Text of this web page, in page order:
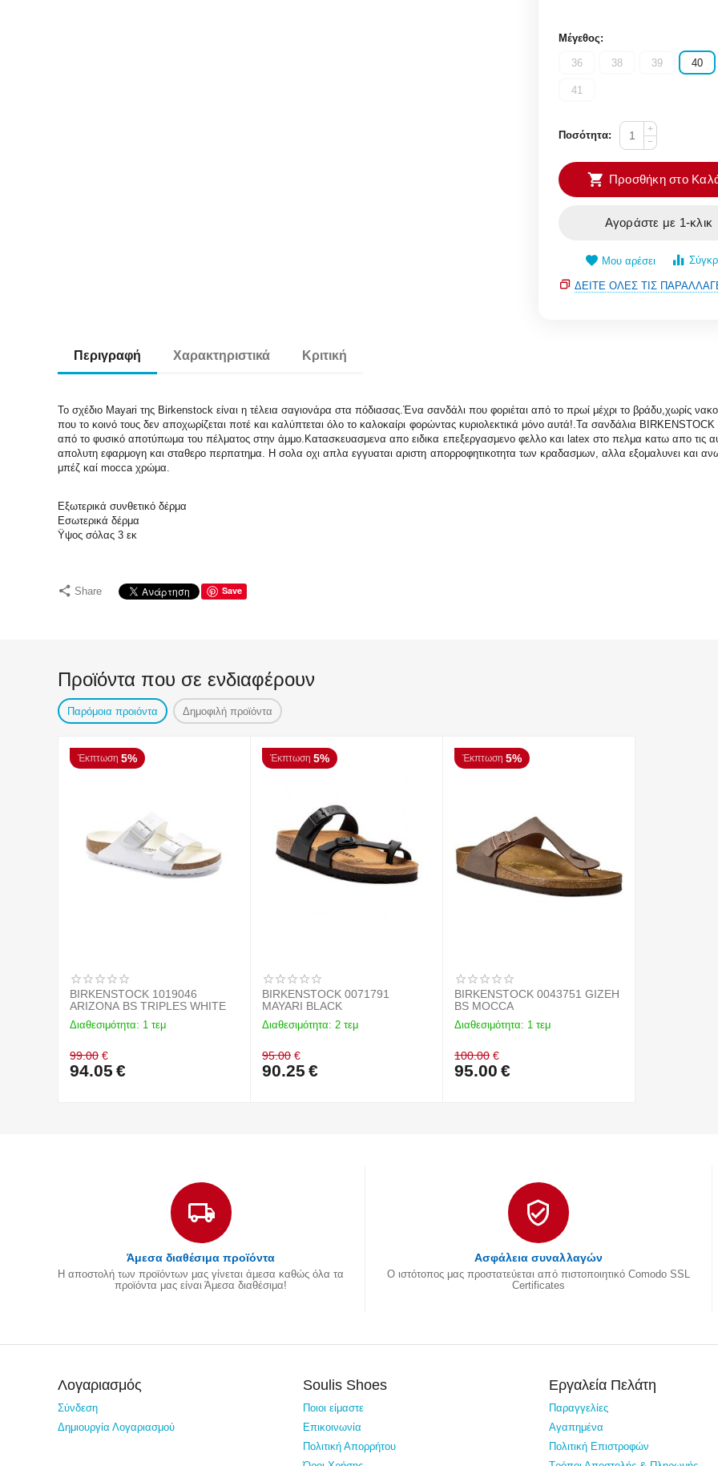
Μέγεθος:
36 38 39 40
41
Ποσότητα:
+
−
Προσθήκη στο
Αγοράστε με 1-κλικ
Μου αρέσει
ΔΕΊΤΕ ΌΛΕΣ ΤΙΣ
Περιγραφή Χαρακτηριστικά Κριτική
Το σχέδιο Mayari της Birkenstock είναι η τέλεια σαγιονάρα στα πόδιασας.Ένα σανδάλι που φοριέται από το πρωί μέχρι το βράδυ,χωρίς
που το κοινό τους δεν αποχωρίζεται ποτέ και καλύπτεται όλο το καλοκαίρι φορώντας κυριολεκτικά μόνο αυτά!.Τα σανδάλια BIRKENSTOCK
από το φυσικό αποτύπωμα του πέλματος στην άμμο.Κατασκευασμενα απο ειδικα επεξεργασμενο φελλο και latex στο πελμα κατω απο τις
απολυτη εφαρμογη και σταθερο περπατημα. H σολα οχι απλα εγγυαται αριστη απορροφητικοτητα των κραδασμων, αλλα εξομαλυνει και
μπέζ καί mocca χρώμα.
Εξωτερικά συνθετικό δέρμα
Εσωτερικά δέρμα
Ϋψος σόλας 3 εκ
Share Save
Προϊόντα που σε ενδιαφέρουν
Παρόμοια προιόντα Δημοφιλή προϊόντα
Έκπτωση 5%
BIRKENSTOCK 1019046
ARIZONA BS TRIPLES WHITE
Διαθεσιμότητα: 1 τεμ
99.00 €
94.05 €
Έκπτωση 5%
BIRKENSTOCK 0071791
MAYARI BLACK
Διαθεσιμότητα: 2 τεμ
95.00 €
90.25 €
Έκπτωση 5%
BIRKENSTOCK 0043751 GIZEH
BS MOCCA
Διαθεσιμότητα: 1 τεμ
100.00 €
95.00 €
Άμεσα διαθέσιμα προϊόντα
Η αποστολή των προϊόντων μας γίνεται άμεσα καθώς όλα τα
προϊόντα μας είναι Άμεσα διαθέσιμα!
Ασφάλεια συναλλαγών
Ο ιστότοπος μας προστατεύεται από πιστοποιητικό Comodo SSL
Certificates
Λογαριασμός
Σύνδεση
Δημιουργία Λογαριασμού
Soulis Shoes
Ποιοι είμαστε
Επικοινωνία
Πολιτική Απορρήτου
Εργαλεία Πελάτη
Παραγγελίες
Αγαπημένα
Πολιτική Επιστροφών